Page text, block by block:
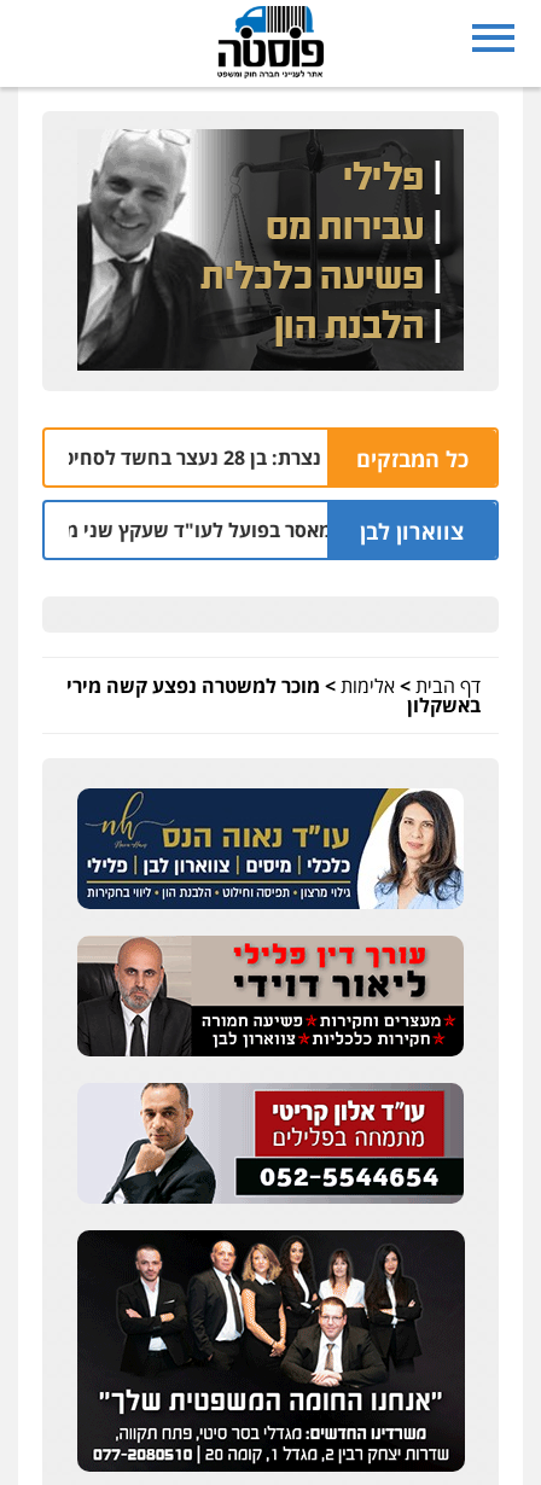
כל המבזקים04.08 | 17:57 נצרת: בן 28 נעצר בחשד לסחיטה באיומים מטלפון שאינו שלו
צווארון לבןמאסר בפועל לעו"ד שעקץ שני מיליון שקל על
דף הבית>אלימות> מוכר למשטרה נפצע קשה מירי
באשקלון